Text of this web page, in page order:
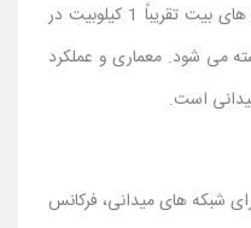
جلوگیری از بازتاب سیگنال، برای نرخ های بیت تقریباً 1 کیلوبیت در
می شود. معماری و عملکرد
است.
شبکه های میدانی، فرکانس